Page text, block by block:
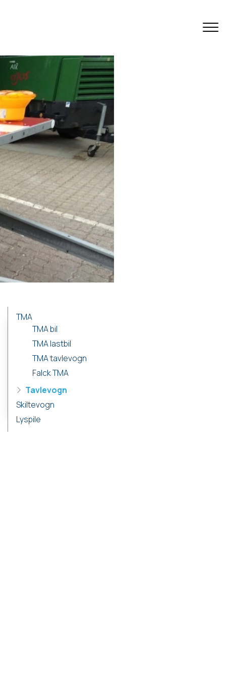
Primær
navigation
TMA
TMA bil
TMA lastbil
TMA tavlevogn
Falck TMA
Tavlevogn
Skiltevogn
Lyspile